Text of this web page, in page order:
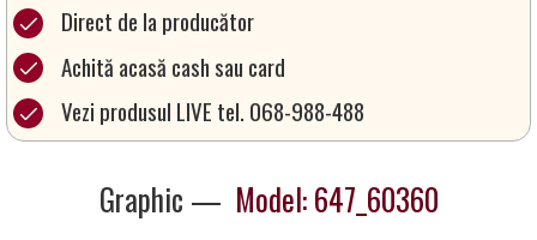
Magia
Covoarelor
Partener
Direct de la producător
Achită acasă cash sau card
Vezi produsul LIVE tel. 068-988-488
Graphic — Model: 647_60360